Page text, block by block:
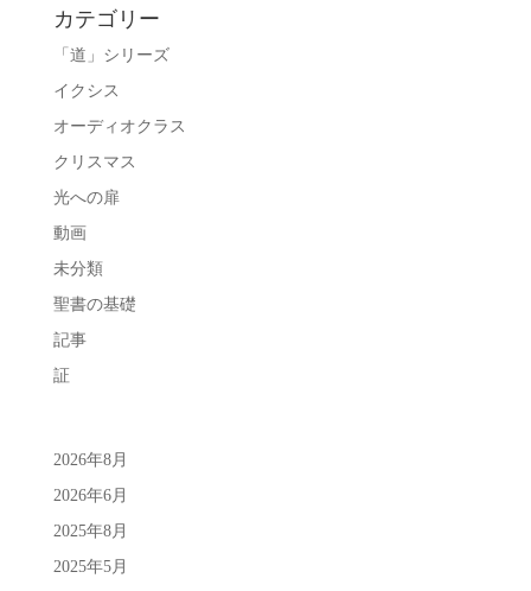
カテゴリー
「道」シリーズ
イクシス
オーディオクラス
クリスマス
光への扉
動画
未分類
聖書の基礎
記事
証
2026年8月
2026年6月
2025年8月
2025年5月